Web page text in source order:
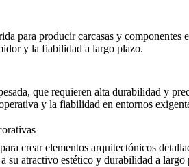
para producir carcasas y componentes
y la fiabilidad a largo plazo.
que requieren alta durabilidad y
y la fiabilidad en entornos
crear elementos arquitectónicos
su atractivo estético y durabilidad a largo